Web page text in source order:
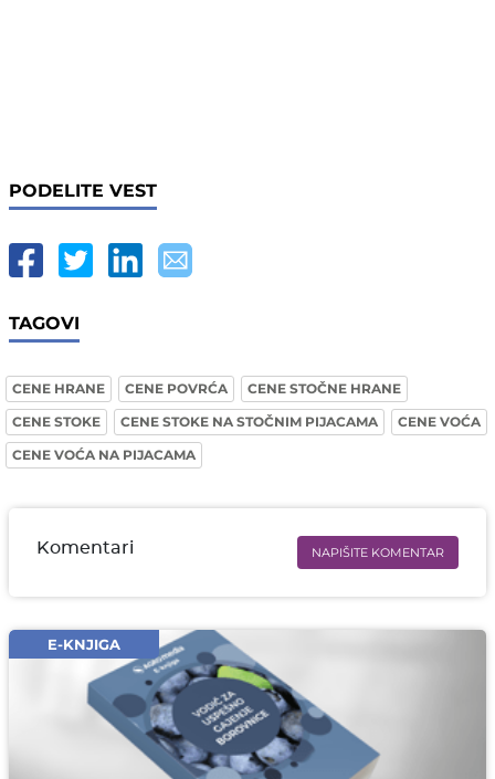
PODELITE VEST
TAGOVI
CENE HRANE CENE POVRĆA
CENE STOČNE HRANE
CENE STOKE
CENE STOKE NA STOČNIM PIJACAMA
CENE VOĆA
CENE VOĆA NA PIJACAMA
Komentari NAPIŠITE KOMENTAR
Email* obavezno
Komentar* obavezno
E-KNJIGA